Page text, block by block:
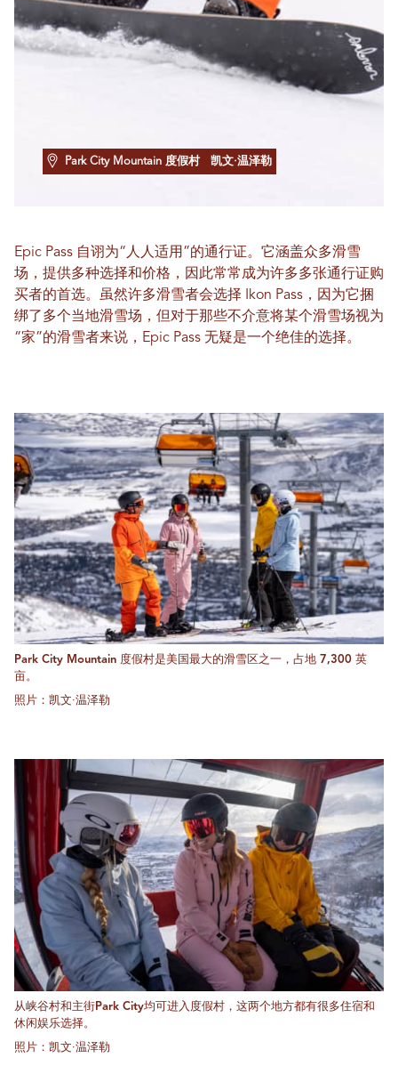
Park City Mountain 度假村 凯文·温泽勒
Epic Pass 自诩为“人人适用”的通行证。它涵盖众多滑雪
场，提供多种选择和价格，因此常常成为许多多张通行证购
买者的首选。虽然许多滑雪者会选择 Ikon Pass，因为它捆
绑了多个当地滑雪场，但对于那些不介意将某个滑雪场视为
“家”的滑雪者来说，Epic Pass 无疑是一个绝佳的选择。
Park City Mountain 度假村是美国最大的滑雪区之一，占地 7,300 英
亩。
照片：凯文·温泽勒
从峡谷村和主街Park City均可进入度假村，这两个地方都有很多住宿和
休闲娱乐选择。
照片：凯文·温泽勒